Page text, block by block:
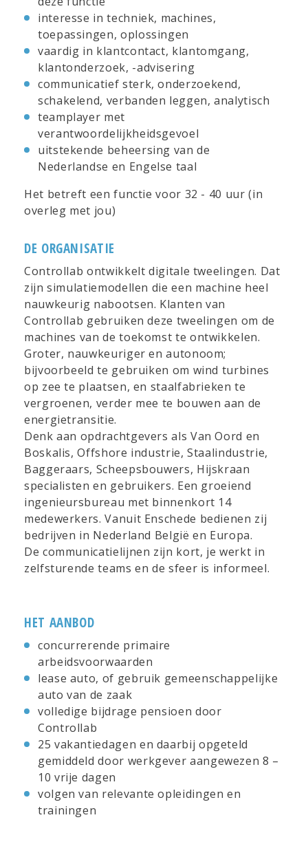
interesse in techniek, machines,
toepassingen, oplossingen
vaardig in klantcontact, klantomgang,
klantonderzoek, -advisering
communicatief sterk, onderzoekend,
schakelend, verbanden leggen, analytisch
teamplayer met
verantwoordelijkheidsgevoel
uitstekende beheersing van de
Nederlandse en Engelse taal
Het betreft een functie voor 32 - 40 uur (in
overleg met jou)
DE ORGANISATIE
Controllab ontwikkelt digitale tweelingen. Dat
zijn simulatiemodellen die een machine heel
nauwkeurig nabootsen. Klanten van
Controllab gebruiken deze tweelingen om de
machines van de toekomst te ontwikkelen.
Groter, nauwkeuriger en autonoom;
bijvoorbeeld te gebruiken om wind turbines
op zee te plaatsen, en staalfabrieken te
vergroenen, verder mee te bouwen aan de
energietransitie.
Denk aan opdrachtgevers als Van Oord en
Boskalis, Offshore industrie, Staalindustrie,
Baggeraars, Scheepsbouwers, Hijskraan
specialisten en gebruikers. Een groeiend
ingenieursbureau met binnenkort 14
medewerkers. Vanuit Enschede bedienen zij
bedrijven in Nederland België en Europa.
De communicatielijnen zijn kort, je werkt in
zelfsturende teams en de sfeer is informeel.
HET AANBOD
concurrerende primaire
arbeidsvoorwaarden
lease auto, of gebruik gemeenschappelijke
auto van de zaak
volledige bijdrage pensioen door
Controllab
25 vakantiedagen en daarbij opgeteld
gemiddeld door werkgever aangewezen 8 –
10 vrije dagen
volgen van relevante opleidingen en
trainingen